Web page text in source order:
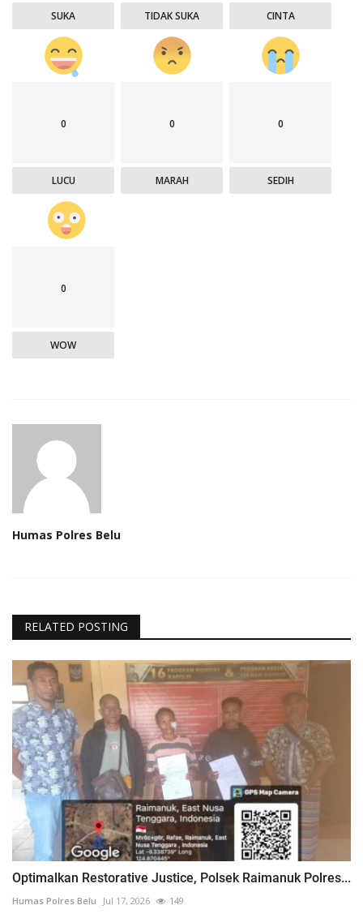
SUKA TIDAK SUKA CINTA
0
LUCU
0
MARAH
0
SEDIH
0
WOW
Humas Polres Belu
RELATED POSTING
Optimalkan Restorative Justice, Polsek Raimanuk Polres...
Humas Polres Belu Jul 17, 2026 149